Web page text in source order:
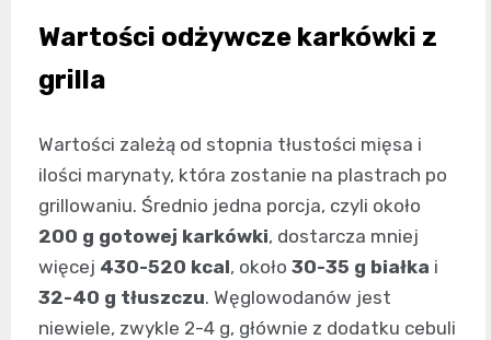
Wartości odżywcze karkówki z
grilla
Wartości zależą od stopnia tłustości mięsa i
ilości marynaty, która zostanie na plastrach po
grillowaniu. Średnio jedna porcja, czyli około
200 g gotowej karkówki, dostarcza mniej
więcej 430-520 kcal, około 30-35 g białka i
32-40 g tłuszczu. Węglowodanów jest
niewiele, zwykle 2-4 g, głównie z dodatku cebuli